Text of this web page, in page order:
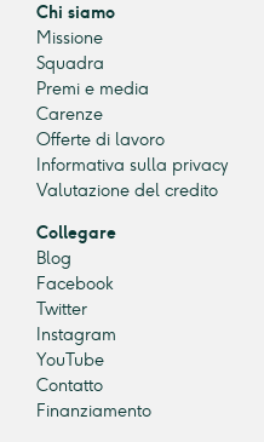
Chi siamo
Missione
Squadra
Premi e media
Carenze
Offerte di lavoro
Informativa sulla privacy
Valutazione del credito
Collegare
Blog
Facebook
Twitter
Instagram
YouTube
Contatto
Finanziamento